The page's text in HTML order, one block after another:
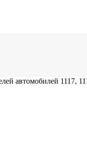
автомобилей 1117,